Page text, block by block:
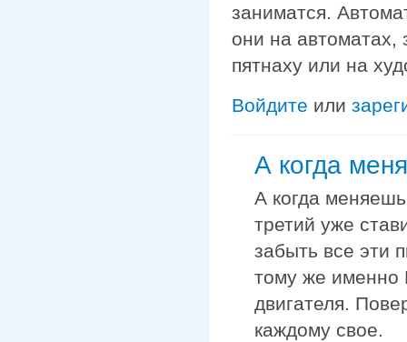
заниматся.
они на автоматах,
пятнаху или на
Войдите или
А когда
А когда
третий уже
забыть все эти
тому же именно
двигателя.
каждому свое.